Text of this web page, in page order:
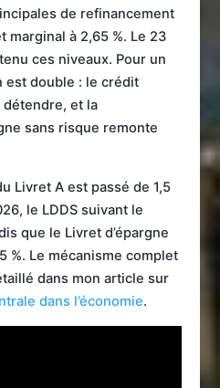
de refinancement
marginal à 2,65 %. Le 23
ces niveaux. Pour un
est double : le crédit
et la
sans risque remonte
Livret A est passé de 1,5
le LDDS suivant le
que le Livret d’épargne
%. Le mécanisme complet
dans mon article sur
dans l’économie.